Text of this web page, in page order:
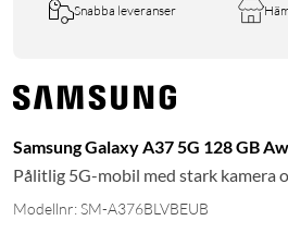
Snabba leveranser
Samsung Galaxy A37 5G 128 GB
Pålitlig 5G-mobil med stark kamera
Modellnr: SM-A376BLVBEUB